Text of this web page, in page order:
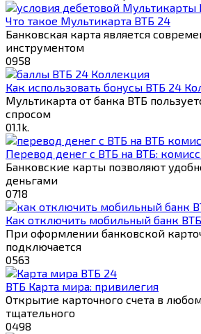
Что такое Мультикарта ВТБ 24
Банковская карта является
инструментом
0958
Как использовать бонусы ВТБ 24
Мультикарта от банка ВТБ
спросом
01.1k.
Перевод денег с ВТБ на ВТБ:
Банковские карты позволяют
деньгами
0718
Как отключить мобильный банк
При оформлении банковской
подключается
0563
ВТБ Карта мира: привилегия
Открытие карточного счета в
тщательного
0498